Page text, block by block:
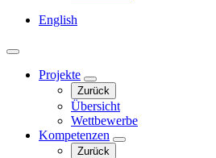
English
Projekte
Zurück
Übersicht
Wettbewerbe
Kompetenzen
Zurück